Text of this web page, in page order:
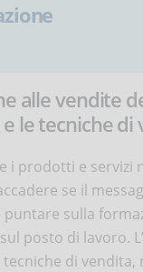
alle vendite
le tecniche di
i prodotti e
se il
sulla
posto di lavoro.
di vendita,